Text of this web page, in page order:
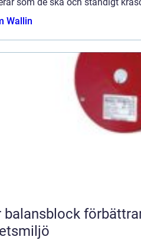
Wallin
balansblock